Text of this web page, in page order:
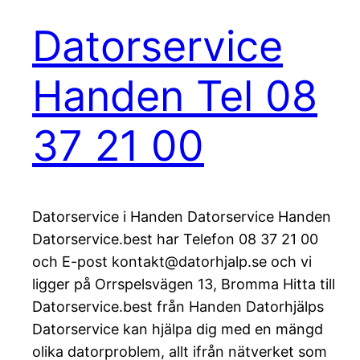
Datorservice
Handen Tel 08
37 21 00
Datorservice i Handen Datorservice Handen
Datorservice.best har Telefon 08 37 21 00
och E-post kontakt@datorhjalp.se och vi
ligger på Orrspelsvägen 13, Bromma Hitta till
Datorservice.best från Handen Datorhjälps
Datorservice kan hjälpa dig med en mängd
olika datorproblem, allt ifrån nätverket som